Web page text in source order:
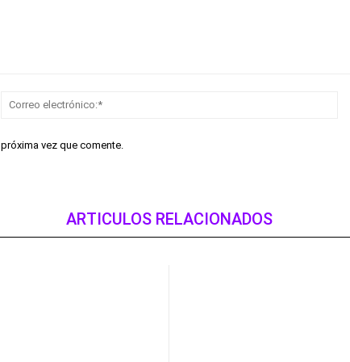
vez que comente.
ARTICULOS RELACIONADOS